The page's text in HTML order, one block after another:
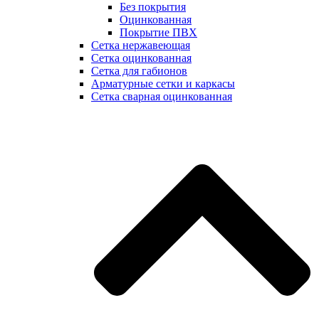
Без покрытия
Оцинкованная
Покрытие ПВХ
Сетка нержавеющая
Сетка оцинкованная
Сетка для габионов
Арматурные сетки и каркасы
Сетка сварная оцинкованная